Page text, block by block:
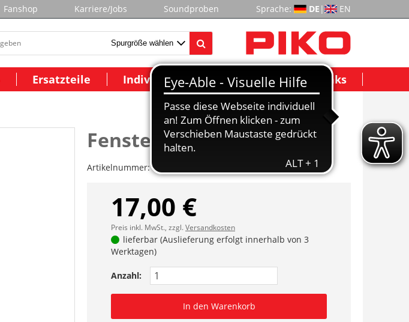
Fanshop Karriere/Jobs Soundproben Sprache: DE | EN
Ersatzteile Individuelle Modelle Wichtige Links
Fenster 8tlg.
Artikelnummer:ET51620-15
17,00 €
Preis inkl. MwSt., zzgl.Versandkosten
lieferbar (Auslieferung erfolgt innerhalb von 3
Werktagen)
Anzahl:
In den Warenkorb